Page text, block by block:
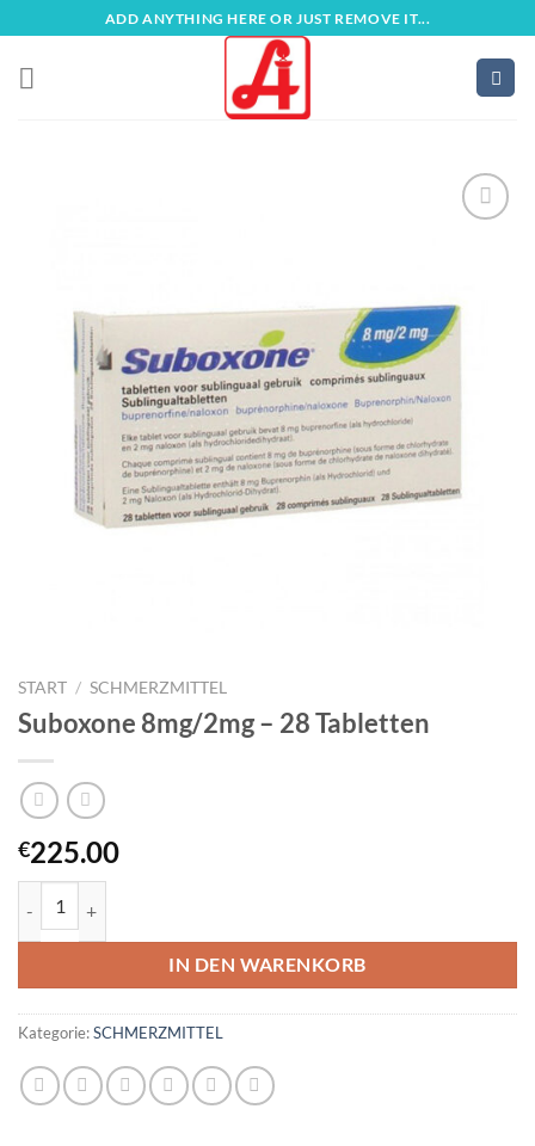
Inhalt
springen
ADD ANYTHING HERE OR JUST REMOVE IT...
START / SCHMERZMITTEL
Suboxone 8mg/2mg – 28 Tabletten
€225.00
IN DEN WARENKORB
Kategorie:SCHMERZMITTEL